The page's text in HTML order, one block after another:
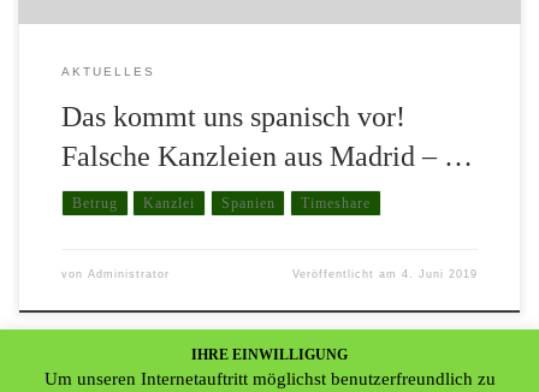
AKTUELLES
Das kommt uns spanisch vor!
Falsche Kanzleien aus Madrid – …
Betrug Kanzlei Spanien Timeshare
von Administrator Veröffentlicht am4. Juni 2019
IHRE EINWILLIGUNG
Um unseren Internetauftritt möglichst benutzerfreundlich zu